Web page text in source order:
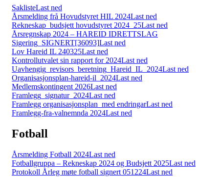
SaklisteLast ned
Årsmelding frå Hovudstyret HIL 2024Last ned
Rekneskap_budsjett hovudstyret 2024_25Last ned
Årsregnskap 2024 – HAREID IDRETTSLAG
Sigering_SIGNERT[36093]Last ned
Lov Hareid IL 240325Last ned
Kontrollutvalet sin rapport for 2024Last ned
Uavhengig_revisors_beretning_Hareid_IL_2024Last ned
Organisasjonsplan-hareid-il_2024Last ned
Medlemskontingent 2026Last ned
Framlegg_signatur_2024Last ned
Framlegg organisasjonsplan_med endringarLast ned
Framlegg-fra-valnemnda 2024Last ned
Fotball
Årsmelding Fotball 2024Last ned
Fotballgruppa – Rekneskap 2024 og Budsjett 2025Last ned
Protokoll Årleg møte fotball signert 051224Last ned